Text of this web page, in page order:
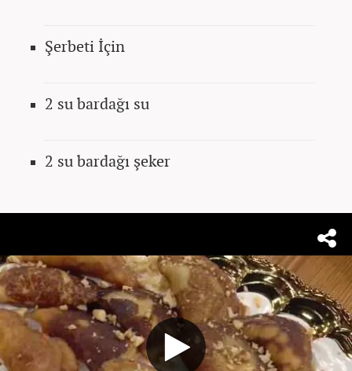
Şerbeti İçin
2 su bardağı su
2 su bardağı şeker